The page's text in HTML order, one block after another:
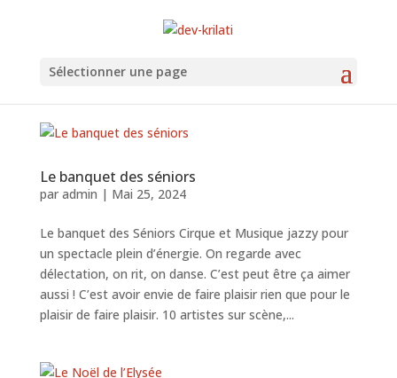
Sélectionner une page
Le banquet des séniors
par admin | Mai 25, 2024
Le banquet des Séniors Cirque et Musique jazzy pour
un spectacle plein d’énergie. On regarde avec
délectation, on rit, on danse. C’est peut être ça aimer
aussi ! C’est avoir envie de faire plaisir rien que pour le
plaisir de faire plaisir. 10 artistes sur scène,...